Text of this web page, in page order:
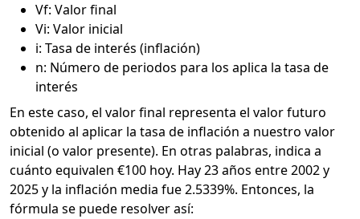
Vf: Valor final
Vi: Valor inicial
i: Tasa de interés (inflación)
n: Número de periodos para los aplica la tasa de
interés
En este caso, el valor final representa el valor futuro
obtenido al aplicar la tasa de inflación a nuestro valor
inicial (o valor presente). En otras palabras, indica a
cuánto equivalen €100 hoy. Hay 23 años entre 2002 y
2025 y la inflación media fue 2.5339%. Entonces, la
fórmula se puede resolver así: